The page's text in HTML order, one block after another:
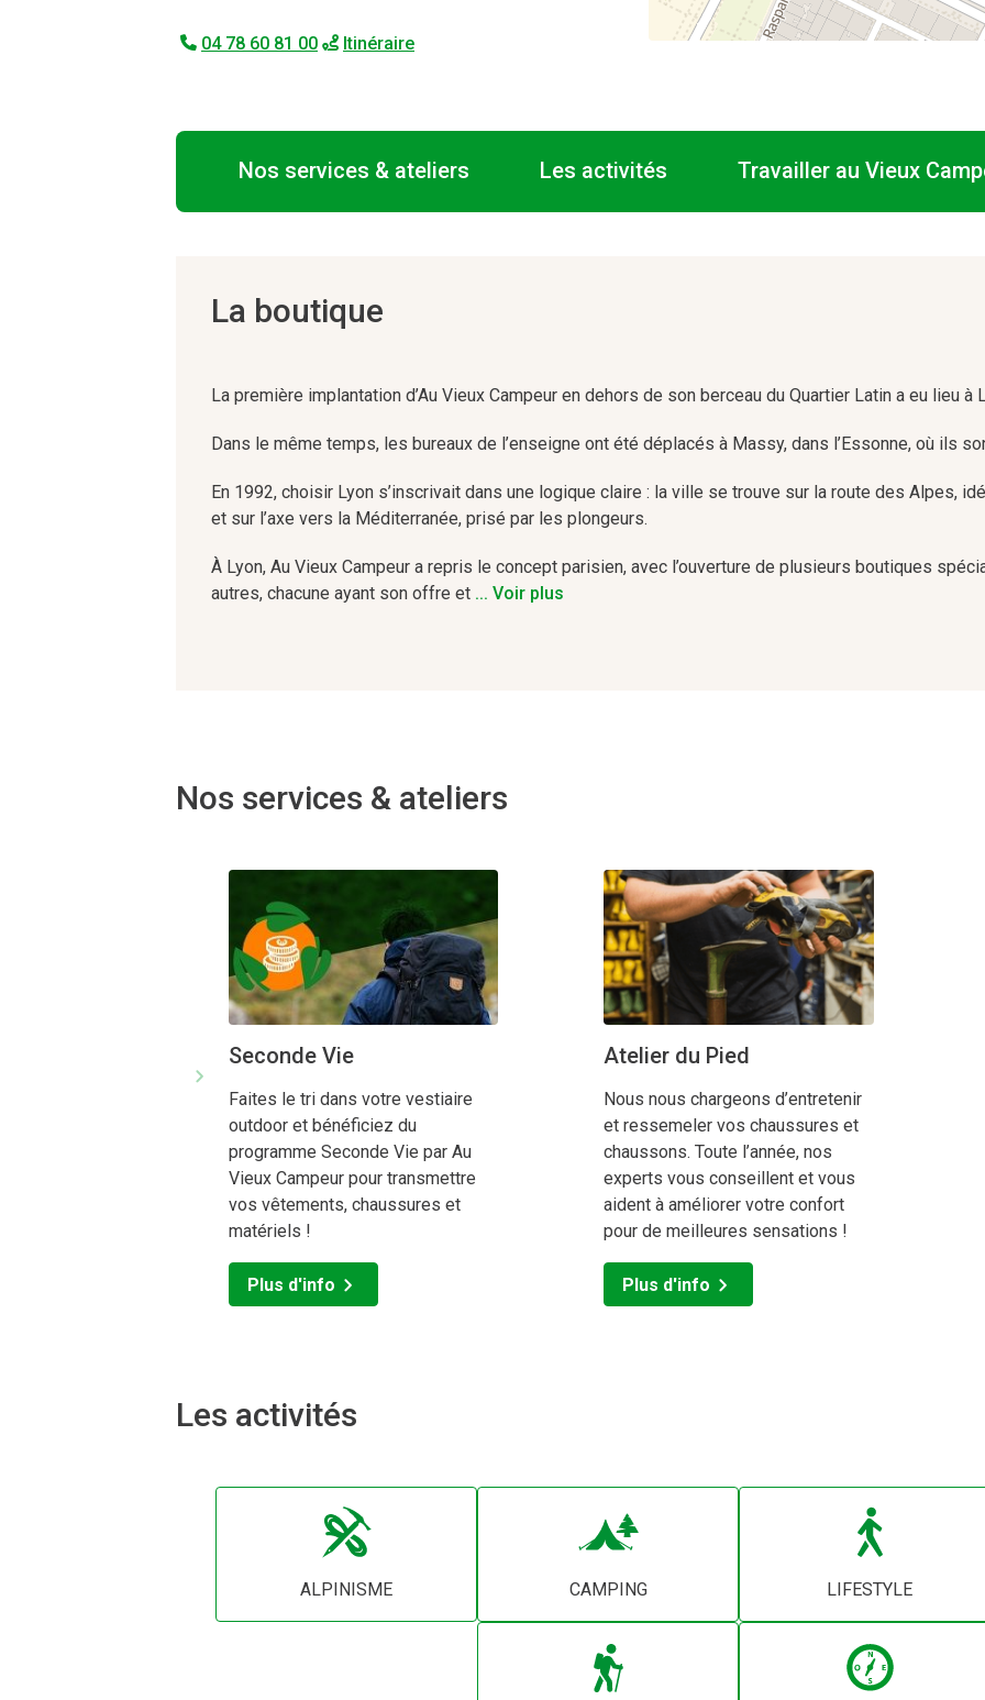
04 78 60 81 00 Itinéraire
Nos services & ateliers Les activités Travailler au Vieux
La boutique
La première implantation d’Au Vieux Campeur en dehors de son berceau du Quartier Latin a eu lieu à
Dans le même temps, les bureaux de l’enseigne ont été déplacés à Massy, dans l’Essonne, où ils
En 1992, choisir Lyon s’inscrivait dans une logique claire : la ville se trouve sur la route des Alpes,
et sur l’axe vers la Méditerranée, prisé par les plongeurs.
À Lyon, Au Vieux Campeur a repris le concept parisien, avec l’ouverture de plusieurs boutiques
autres, chacune ayant son offre et ... Voir plus
Nos services & ateliers
Seconde Vie
Faites le tri dans votre vestiaire
outdoor et bénéficiez du
programme Seconde Vie par Au
Vieux Campeur pour transmettre
vos vêtements, chaussures et
matériels !
Plus d'info
Atelier du Pied
Nous nous chargeons d’entretenir
et ressemeler vos chaussures et
chaussons. Toute l’année, nos
experts vous conseillent et vous
aident à améliorer votre confort
pour de meilleures sensations !
Plus d'info
Les activités
ALPINISME CAMPING LIFESTYLE